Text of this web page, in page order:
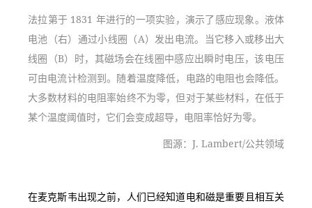
法拉第于 1831 年进行的一项实验，演示了感应现象。液体
电池（右）通过小线圈（A）发出电流。当它移入或移出大
线圈（B）时，其磁场会在线圈中感应出瞬时电压，该电压
可由电流计检测到。随着温度降低，电路的电阻也会降低。
大多数材料的电阻率始终不为零，但对于某些材料，在低于
某个温度阈值时，它们会变成超导，电阻率恰好为零。
图源：J. Lambert/公共领域
在麦克斯韦出现之前，人们已经知道电和磁是重要且相互关